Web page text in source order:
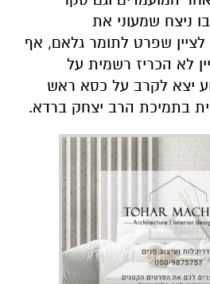
ניצח שמעוני את
לציין שפרט לתומר גלאם, אף
לא הכריז רשמית על
יצא לקרב על כסא ראש
בתמיכת הרב יצחק ברדא.
כבר הכינו מטות
בעוד כחצי שנה.
מועצת העיר התוצאות